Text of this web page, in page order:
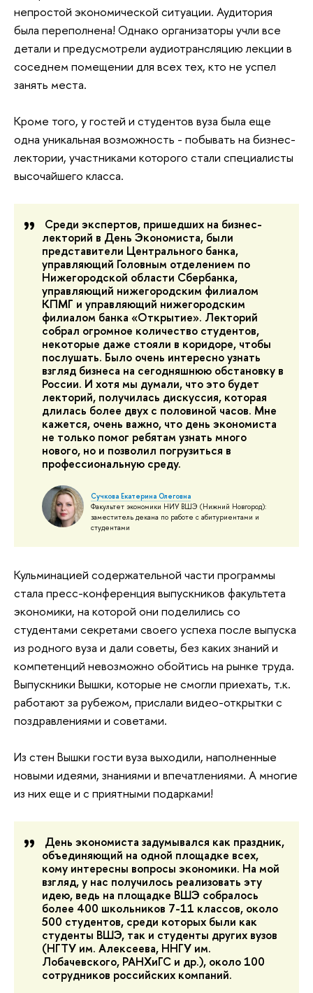
непростой экономической ситуации. Аудитория
была переполнена! Однако организаторы учли все
детали и предусмотрели аудиотрансляцию лекции в
соседнем помещении для всех тех, кто не успел
занять места.
Кроме того, у гостей и студентов вуза была еще
одна уникальная возможность - побывать на бизнес-
лектории, участниками которого стали специалисты
высочайшего класса.
Среди экспертов, пришедших на бизнес-
лекторий в День Экономиста, были
представители Центрального банка,
управляющий Головным отделением по
Нижегородской области Сбербанка,
управляющий нижегородским филиалом
КПМГ и управляющий нижегородским
филиалом банка «Открытие». Лекторий
собрал огромное количество студентов,
некоторые даже стояли в коридоре, чтобы
послушать. Было очень интересно узнать
взгляд бизнеса на сегодняшнюю обстановку в
России. И хотя мы думали, что это будет
лекторий, получилась дискуссия, которая
длилась более двух с половиной часов. Мне
кажется, очень важно, что день экономиста
не только помог ребятам узнать много
нового, но и позволил погрузиться в
профессиональную среду.
Сучкова Екатерина Олеговна
Факультет экономики НИУ ВШЭ (Нижний Новгород):
заместитель декана по работе с абитуриентами и
студентами
Кульминацией содержательной части программы
стала пресс-конференция выпускников факультета
экономики, на которой они поделились со
студентами секретами своего успеха после выпуска
из родного вуза и дали советы, без каких знаний и
компетенций невозможно обойтись на рынке труда.
Выпускники Вышки, которые не смогли приехать, т.к.
работают за рубежом, прислали видео-открытки с
поздравлениями и советами.
Из стен Вышки гости вуза выходили, наполненные
новыми идеями, знаниями и впечатлениями. А многие
из них еще и с приятными подарками!
День экономиста задумывался как праздник,
объединяющий на одной площадке всех,
кому интересны вопросы экономики. На мой
взгляд, у нас получилось реализовать эту
идею, ведь на площадке ВШЭ собралось
более 400 школьников 7-11 классов, около
500 студентов, среди которых были как
студенты ВШЭ, так и студенты других вузов
(НГТУ им. Алексеева, ННГУ им.
Лобачевского, РАНХиГС и др.), около 100
сотрудников российских компаний.